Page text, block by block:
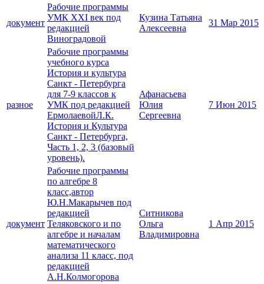
документ
Рабочие программы
УМК XXI век под
редакцией
Виноградовой
Кузина Татьяна
Алексеевна
31 Мар 2015
разное
Рабочие программы
учебного курса
История и культура
Санкт - Петербурга
для 7-9 классов к
УМК под редакцией
ЕрмолаевойЛ.К.
История и Культура
Санкт - Петербурга,
Часть 1, 2, 3 (базовый
уровень).
Афанасьева
Юлия
Сергеевна
7 Июн 2015
документ
Рабочие программы
по алгебре 8
класс,автор
Ю.Н.Макарычев под
редакцией
Теляковского и по
алгебре и началам
математического
анализа 11 класс, под
редакцией
А.Н.Колмогорова
Ситникова
Ольга
Владимировна
1 Апр 2015